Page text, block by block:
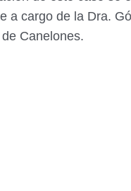
a cargo de la Dra.
Canelones.